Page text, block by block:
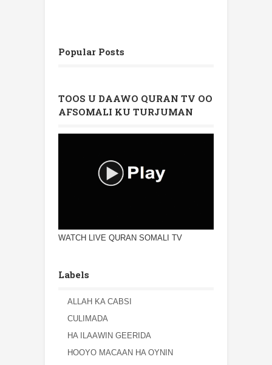
Popular Posts
TOOS U DAAWO QURAN TV OO
AFSOMALI KU TURJUMAN
WATCH LIVE QURAN SOMALI TV
Labels
ALLAH KA CABSI
CULIMADA
HA ILAAWIN GEERIDA
HOOYO MACAAN HA OYNIN